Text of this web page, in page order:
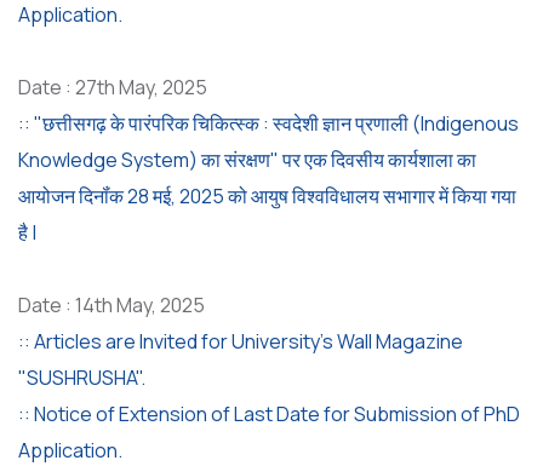
Application.
Date : 27th May, 2025
:: "छत्तीसगढ़ के पारंपरिक चिकित्स्क : स्वदेशी ज्ञान प्रणाली (Indigenous
Knowledge System) का संरक्षण" पर एक दिवसीय कार्यशाला का
आयोजन दिनॉंक 28 मई, 2025 को आयुष विश्वविधालय सभागार में किया गया
है |
Date : 14th May, 2025
:: Articles are Invited for University's Wall Magazine
"SUSHRUSHA".
:: Notice of Extension of Last Date for Submission of PhD
Application.